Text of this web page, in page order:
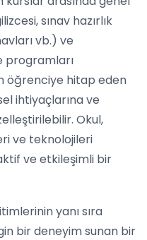
sınav hazırlık
vb.) ve
programları
öğrenciye hitap eden
ihtiyaçlarına ve
Okul,
ve teknolojileri
ve etkileşimli bir
yanı sıra
bir deneyim sunan bir